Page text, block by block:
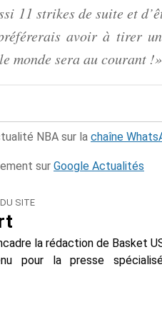
11 strikes de suite et
avoir à tirer
monde sera au courant !»
NBA sur la chaîne
sur Google Actualités
SITE
la rédaction de Basket
pour la presse